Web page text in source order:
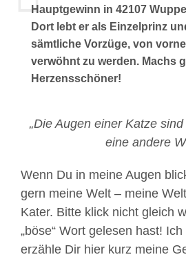
Hauptgewinn in 42107
Dort lebt er als Einzelprinz
sämtliche Vorzüge, von
verwöhnt zu werden. Machs
Herzensschöner!
„Die Augen einer Katze
eine andere
Wenn Du in meine Augen
gern meine Welt – meine
Kater. Bitte klick nicht gleich
„böse“ Wort gelesen hast!
erzähle Dir hier kurz meine